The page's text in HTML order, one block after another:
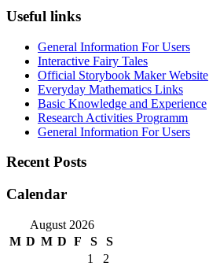
Useful links
General Information For Users
Interactive Fairy Tales
Official Storybook Maker Website
Everyday Mathematics Links
Basic Knowledge and Experience
Research Activities Programm
General Information For Users
Recent Posts
Calendar
August 2026
M D M D F S
S
1
2